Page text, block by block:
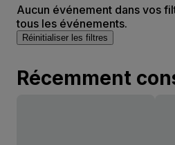
Aucun événement dans vos
tous les événements.
Réinitialiser les filtres
Récemment